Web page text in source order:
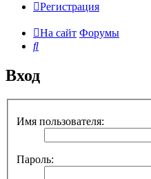
Регистрация
На сайт Форумы
Поиск
Вход
Имя пользователя:
Пароль: